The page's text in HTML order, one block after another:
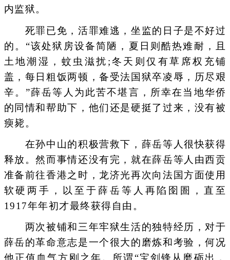
内监狱。
死罪已免，活罪难逃，坐监的日子是不好过
的。“该处狱房设备简陋，夏日则酷热难耐，且
土地潮湿，蚊虫滋扰;冬天则仅有草席权充铺
盖，每日粗饭两顿，备受法国狱卒凌辱，历尽艰
辛。”薛岳等人为此苦不堪言，所幸在当地华侨
的同情和帮助下，他们还是硬挺了过来，没有被
瘐毙。
在孙中山的积极营救下，薛岳等人很快获得
释放。然而事情还没有完，就在薛岳等人由西贡
准备前往香港之时，龙济光再次向法国方面使用
软硬两手，以至于薛岳等人再陷囹圄，直至
1917年年初才最终获得自由。
两次被铺和三年牢狱生活的独特经历，对于
薛岳的革命意志是一个很大的磨炼和考验，何况
他正值血气方刚之年。所谓“宝剑锋从磨砺出，